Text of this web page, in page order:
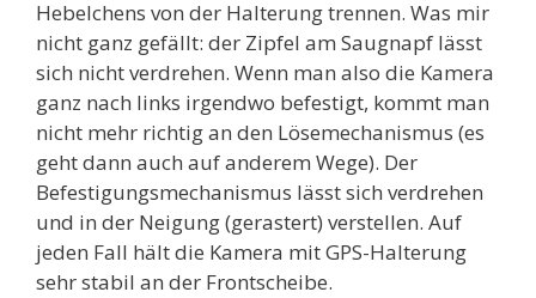
Hebelchens von der Halterung trennen. Was mir
nicht ganz gefällt: der Zipfel am Saugnapf lässt
sich nicht verdrehen. Wenn man also die Kamera
ganz nach links irgendwo befestigt, kommt man
nicht mehr richtig an den Lösemechanismus (es
geht dann auch auf anderem Wege). Der
Befestigungsmechanismus lässt sich verdrehen
und in der Neigung (gerastert) verstellen. Auf
jeden Fall hält die Kamera mit GPS-Halterung
sehr stabil an der Frontscheibe.